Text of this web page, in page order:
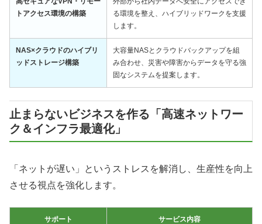
トアクセス環境の構築
る環境を整え、ハイブリッドワークを支援
します。
NAS×クラウドのハイブリ
ッドストレージ構築
大容量NASとクラウドバックアップを組
み合わせ、災害や障害からデータを守る強
固なシステムを提案します。
止まらないビジネスを作る「高速ネットワー
ク＆インフラ最適化」
「ネットが遅い」というストレスを解消し、生産性を向上
させる視点を強化します。
サポート サービス内容